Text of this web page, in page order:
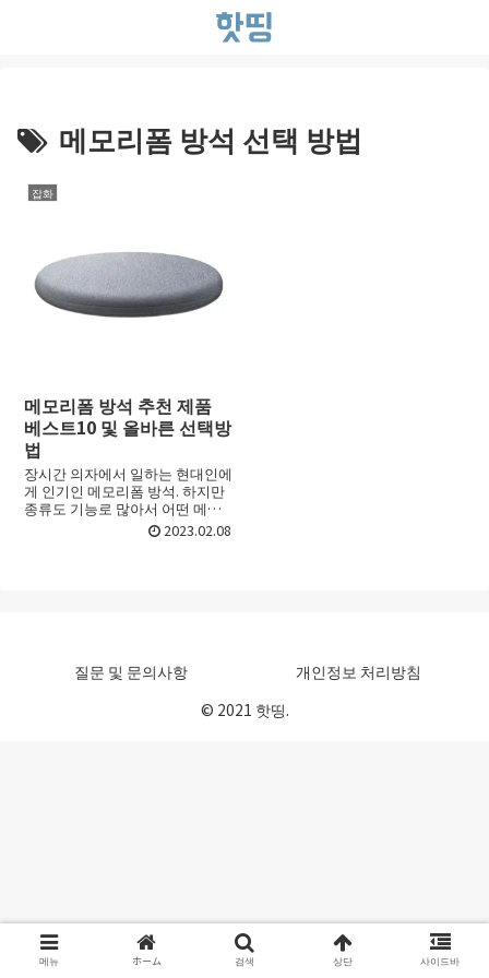
메모리폼 방석 선택 방법
잡화
메모리폼 방석 추천 제품
베스트10 및 올바른 선택방
법
장시간 의자에서 일하는 현대인에
게 인기인 메모리폼 방석. 하지만
종류도 기능로 많아서 어떤 메모
리폼 방석를 골라야 할지 선택하
기가 어려울 때가 있죠. 처음 접할
2023.02.08
질문 및 문의사항
개인정보 처리방침
© 2021 핫띵.
메뉴 ホーム 검색 상단 사이드바